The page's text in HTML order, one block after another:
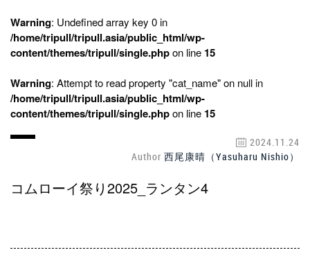
Warning: Undefined array key 0 in
/home/tripull/tripull.asia/public_html/wp-
content/themes/tripull/single.phpon line 15
Warning: Attempt to read property "cat_name" on null in
/home/tripull/tripull.asia/public_html/wp-
content/themes/tripull/single.phpon line 15
2024.11.24
Author 西尾康晴（Yasuharu Nishio）
コムローイ祭り2025_ランタン4